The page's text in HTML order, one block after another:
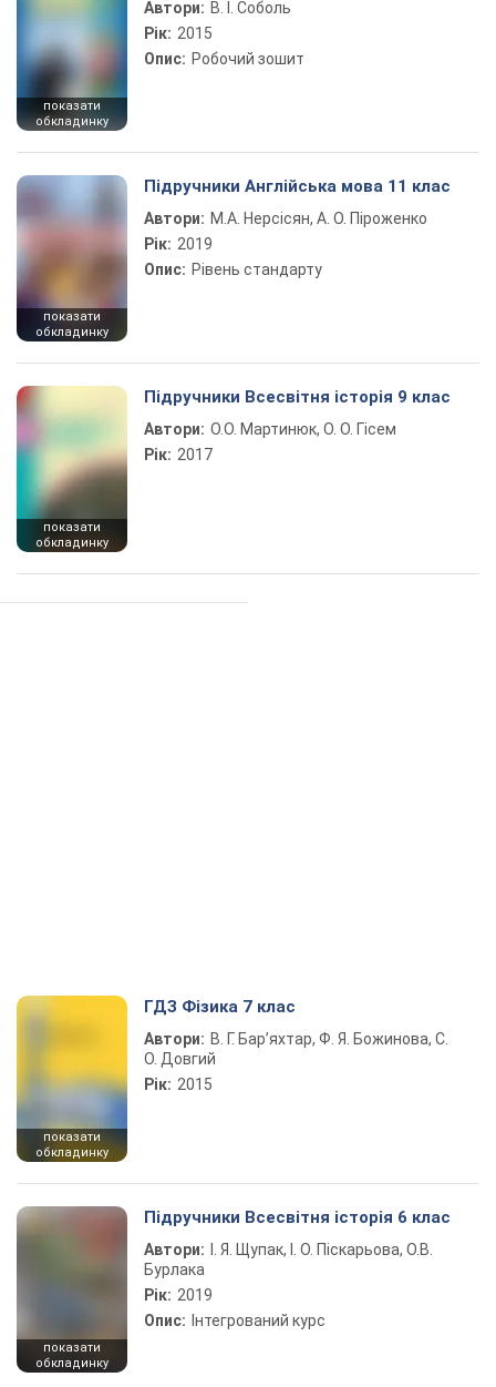
показати
обкладинку
Автори: В. І. Соболь
Рік: 2015
Опис: Робочий зошит
показати
обкладинку
Підручники Англійська мова 11 клас
Автори: М.А. Нерсісян, А. О. Піроженко
Рік: 2019
Опис: Рівень стандарту
показати
обкладинку
Підручники Всесвітня історія 9 клас
Автори: О.О. Мартинюк, О. О. Гісем
Рік: 2017
показати
обкладинку
ГДЗ Фізика 7 клас
Автори: В. Г. Бар’яхтар, Ф. Я. Божинова, С.
О. Довгий
Рік: 2015
показати
обкладинку
Підручники Всесвітня історія 6 клас
Автори:
І. Я. Щупак, І. О. Піскарьова, О.В.
Бурлака
Рік: 2019
Опис: Інтегрований курс